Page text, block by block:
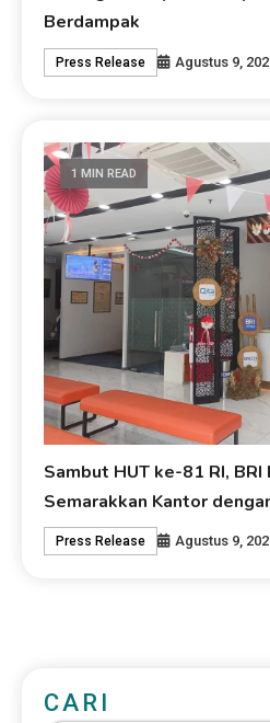
Berdampak
Press Release Agustus 9,
1 MIN READ
Sambut HUT ke-81 RI, BRI
Semarakkan Kantor
Press Release Agustus 9,
CARI